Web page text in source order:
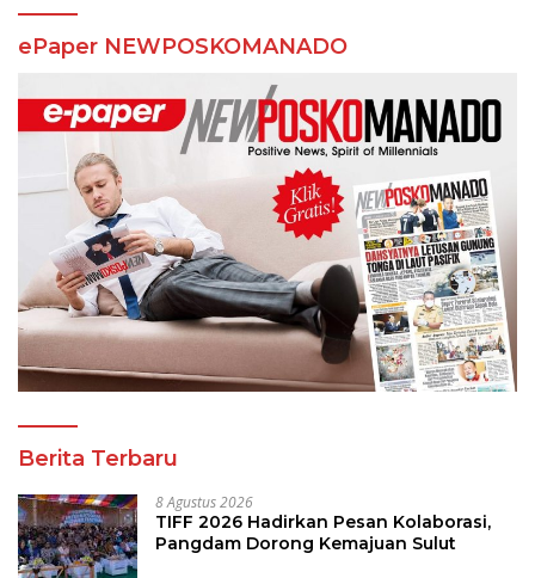
ePaper NEWPOSKOMANADO
Berita Terbaru
8 Agustus 2026
TIFF 2026 Hadirkan Pesan Kolaborasi,
Pangdam Dorong Kemajuan Sulut